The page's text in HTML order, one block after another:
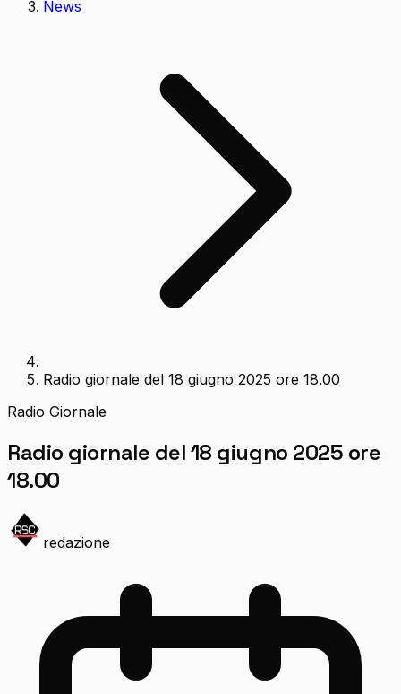
News
Radio giornale del 18 giugno 2025 ore 18.00
Radio Giornale
Radio giornale del 18 giugno 2025 ore
18.00
redazione